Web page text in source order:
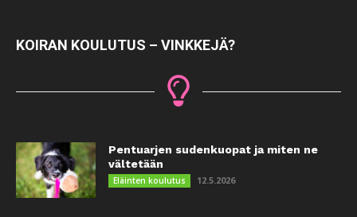
KOIRAN KOULUTUS – VINKKEJÄ?
Pentuarjen sudenkuopat ja miten ne
vältetään
Eläinten koulutus 12.5.2026